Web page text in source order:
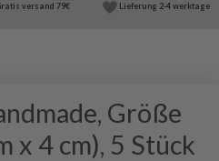
versand 79€ Lieferung 2-4 werktage
Größe
x 4 cm), 5 Stück